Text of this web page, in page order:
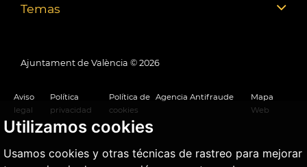
Utilizamos cookies
Usamos cookies y otras técnicas de rastreo para mejorar
Temas
Ajuntament de València © 2026
Aviso
legal
Política
privacidad
Política de
cookies
Agencia Antifraude
Mapa
Web